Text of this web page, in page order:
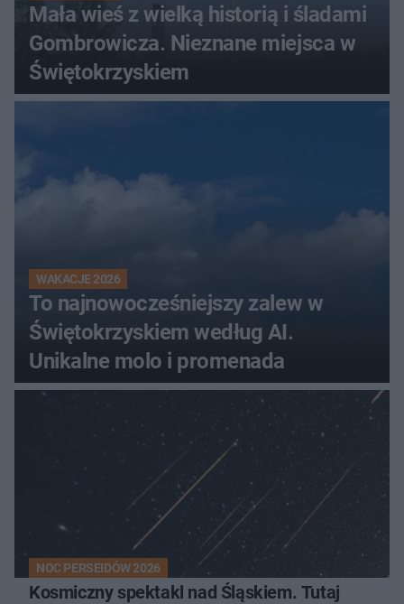
Mała wieś z wielką historią i śladami
Gombrowicza. Nieznane miejsca w
Świętokrzyskiem
WAKACJE 2026
To najnowocześniejszy zalew w
Świętokrzyskiem według AI.
Unikalne molo i promenada
NOC PERSEIDÓW 2026
Kosmiczny spektakl nad Śląskiem. Tutaj